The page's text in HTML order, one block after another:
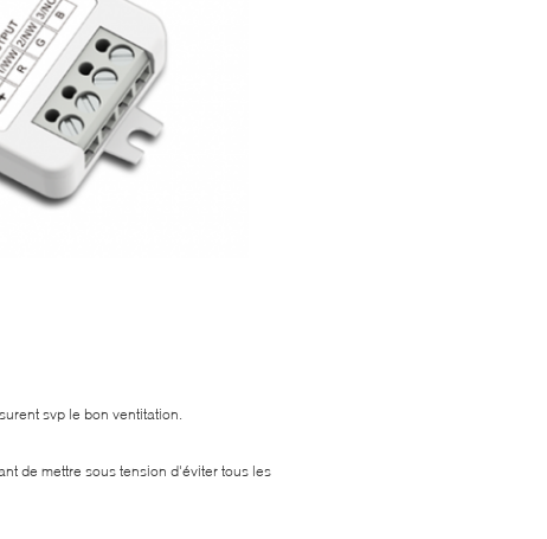
svp le bon ventitation.
de mettre sous tension d'éviter tous les